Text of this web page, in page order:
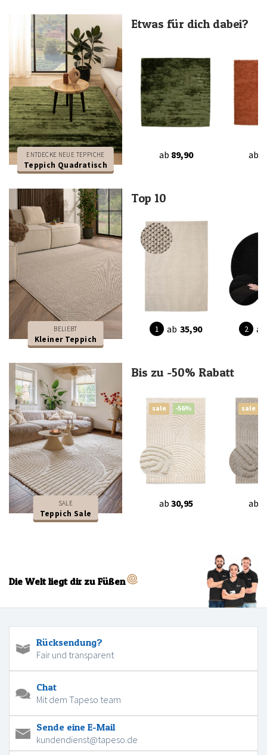
ENTDECKE NEUE TEPPICHE
Teppich Quadratisch
Etwas für dich dabei?
ab 89,90 ab
BELIEBT
Kleiner Teppich
Top 10
ab 35,90 ab
SALE
Teppich Sale
Bis zu -50% Rabatt
sale -56%
ab 30,95
sale
ab
Die Welt liegt dir zu Füßen
Rücksendung?
Fair und transparent
Chat
Mit dem Tapeso team
Sende eine E-Mail
kundendienst@tapeso.de